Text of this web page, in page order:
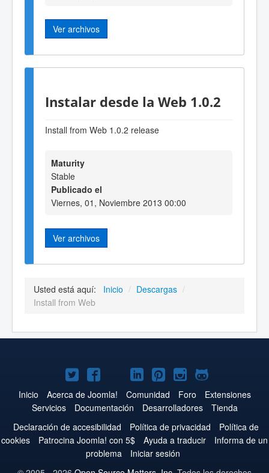
Ver archivos
Instalar desde la Web 1.0.2
Install from Web 1.0.2 release
Maturity
Stable
Publicado el
Viernes, 01, Noviembre 2013 00:00
Ver archivos
Usted está aquí: Inicio / Descargas /
Install from Web
Joomla!
en
Twitter
Joomla!
en
Facebook
Joomla!
en
YouTube
Joomla!
en
LinkedIn
Joomla!
en
Pinterest
Joomla!
en
Instagram
Joomla!
en
GitHub
Inicio Acerca de Joomla! Comunidad Foro
Extensiones
Servicios
Documentación Desarrolladores
Tienda
Declaración de accesibilidad
Política de privacidad
Política de
cookies
Patrocina Joomla! con 5$ Ayuda a traducir
Informa de un
problema
Iniciar sesión